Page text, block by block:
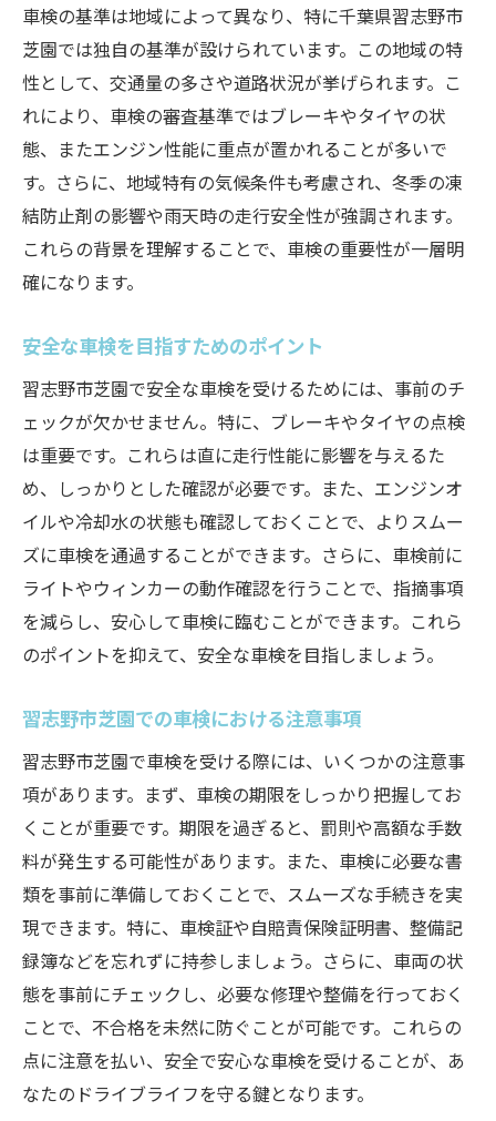
車検合格のための最新技術の活用
習志野市芝園で期待される車検基準
習志野市芝園での車検手続きの流れを完全ガイ
ド
車検手続きの基本的な流れと注意点
習志野市芝園における車検手続きの詳細
初めての車検でも安心な手続きガイド
車検手続きに必要な書類と準備物
時間と手間を省くための手続きのポイント
安全性を高めるための車検準備のポイント
車検前の安全性確認の重要性
習志野市芝園での安全性を確保するための
準備
車検準備における安全性の具体的チェック
項目
安全性向上のための車両メンテナンス
プロが教える効果的な安全対策
指そう
トラブル防止のための車検基準理解
習志野市芝園でのトラブルなしドライブの
秘訣
車検基準に基づく安全運転の心構え
車検基準を活用したトラブル回避策
習志野市芝園での安心ドライブを実現する
ために
トラブルを未然に防ぐための知識と対策
車検の基準は地域によって異なり、特に千葉県習志野市
芝園では独自の基準が設けられています。この地域の特
性として、交通量の多さや道路状況が挙げられます。こ
れにより、車検の審査基準ではブレーキやタイヤの状
態、またエンジン性能に重点が置かれることが多いで
す。さらに、地域特有の気候条件も考慮され、冬季の凍
結防止剤の影響や雨天時の走行安全性が強調されます。
これらの背景を理解することで、車検の重要性が一層明
確になります。
安全な車検を目指すためのポイント
習志野市芝園で安全な車検を受けるためには、事前のチ
ェックが欠かせません。特に、ブレーキやタイヤの点検
は重要です。これらは直に走行性能に影響を与えるた
め、しっかりとした確認が必要です。また、エンジンオ
イルや冷却水の状態も確認しておくことで、よりスムー
ズに車検を通過することができます。さらに、車検前に
ライトやウィンカーの動作確認を行うことで、指摘事項
を減らし、安心して車検に臨むことができます。これら
のポイントを抑えて、安全な車検を目指しましょう。
習志野市芝園での車検における注意事項
習志野市芝園で車検を受ける際には、いくつかの注意事
項があります。まず、車検の期限をしっかり把握してお
くことが重要です。期限を過ぎると、罰則や高額な手数
料が発生する可能性があります。また、車検に必要な書
類を事前に準備しておくことで、スムーズな手続きを実
現できます。特に、車検証や自賠責保険証明書、整備記
録簿などを忘れずに持参しましょう。さらに、車両の状
態を事前にチェックし、必要な修理や整備を行っておく
ことで、不合格を未然に防ぐことが可能です。これらの
点に注意を払い、安全で安心な車検を受けることが、あ
なたのドライブライフを守る鍵となります。